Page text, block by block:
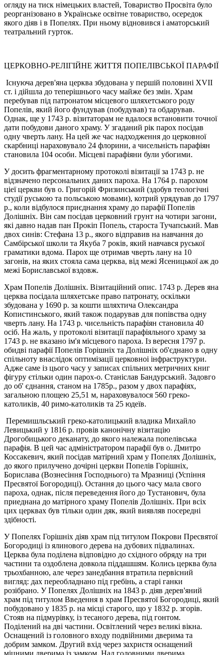
огляду на тиск німецьких властей, Товариство Просвіта було
реорганізовано в Українське освітне товариство, осередок
якого діяв і в Попелях. При ньому відновився і аматорський
театральний гурток.
ЦЕРКОВНО-РЕЛІГІЙНЕ ЖИТТЯ ПОПЕЛІВСЬКОЇ ПАРАФІЇ
Iснуюча дерев'яна церква збудована у першій половині XVII
ст. і дійшла до теперішнього часу майже без змін. Храм
перебував під патронатом місцевого шляхетського роду
Попелів, який його фундував (побудував) та обдарував.
Однак, ще у 1743 р. візитаторам не вдалося встановити точної
дати побудови даного храму. У згаданий рік парох посідав
одну чверть лану. На цей же час надходження до церковної
скарбниці нараховувало 24 флорини, а чисельність парафіян
становила 104 особи. Мiсцеві парафіяни були убогими.
У досить фрагментарному протоколі візитації за 1743 р. не
відзначено персональних даних пароха. На 1764 р. парохом
ціеї церкви був о. Григорій Фризинський (здобув теологічні
студії руською та польською мовами), котрий урядував до 1797
р., коли відбулося приєднання храму до парафії Попелів
Долішніх. Він сам посідав церковний грунт на чотири загони,
які давно надав пан Прокіп Попель, староста Тучапський. Мав
двох синів: Стефана 13 р., якого відправив на навчання до
Самбірської школи та Якуба 7 років, який навчався руської
граматики вдома. Парох ще отримав чверть лану на 10
загонів, на яких стояла сама церква, від межі Ясеницької аж до
межі Бориславської вздовж.
Храм Попелів Долішніх. Візитаційний опис. 1743 р. Дерев яна
церква посідала шляхетське право патронату, оскільки
збудована у 1690 р. за кошти шляхтича Олександра
Копистинського, який також подарував для попівства одну
чверть лану. На 1743 р. чисельність парафіян становила 40
ocіб. На жаль, у протоколі візитації парафіяльного храму за
1743 р. не вказано ім'я місцевого пароха. Із вересня 1797 р.
обидві парафії Попелів Горішніх та Долішніx об'єднано в одну
спільноту внаслідок оптимізації церковнoi інфраструктури.
Адже саме із цього часу у записах спільних метричних книг
фігуру єтільки один парох-о. Станіслав Бандурський. Задовго
до об' єднання, станом на 1785р., разом у двох парафіях,
загальною площею 25,51 м, нараховувалося 560 греко-
католиків, 40 римо-католиків та 25 юдеїв.
Перемишльський греко-католицький владика Михайло
Левицький у 1816 р. провів канонічну візитацію
Дрогобицького деканату, до якого належала попелівська
парафія. В цей час адміністратором парафії був о. Дмитро
Коссакевич, який посідав матірний храм у Попелях Долішніх,
до якого прилучено дочірні церкви Попелів Горішніх,
Борислава (Вознесіння Господнього) та Мразниці (Успіння
Пресвятої Богородиці). Остання до цього часу мала свого
пароха, однак, після переведення його до Тустанович, була
приеднана до матірного храму Попелів Долішніх. При всіх
цих церквах був тільки один дяк, який виявляв посередні
здібності.
У Попелях Горішніх діяв храм під титулом Покрови Пресвятої
Богородиці із ялинового дерева на дубових підвалинах.
Церква була поділена відповідно до східного обряду на три
частини та оздоблена довкола піддашшям. Колись церква була
трьохбанною, але через занедбання втратила первісний
вигляд: дах переобладнано під гребінь, а старі ганки
розібрано. У Попелях Долішніх на 1843 р. діяв дерев'яний
храм під титулом Введення в храм Пресвятої Богородиці, який
побудовано у 1835 р. на місці старого, що у 1832 р. згорів.
Стояв на підмурівку, із тесаного дерева, під гонтом.
Поділений на дві частини. Освітлений через великі вікна.
Оснащений із головного входу подвійними дверима та
добрим замком. Другий вхід через захристя оснащений
міцними дверима із замком. Над головними дверима